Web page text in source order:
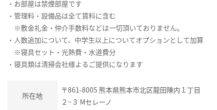
・お部屋は禁煙部屋です
・管理料・設備品は全て賃料に含む
※敷金礼金・仲介手数料などは一切頂いておりません。
・人数追加について、中学生以上についてオプションとして加算
※寝具セット・光熱費・水道費分
・寝具類は清掃会社様よるご提供になります
所在地
〒861-8005 熊本県熊本市北区龍田陳内１丁目
２−３ Mセレーノ